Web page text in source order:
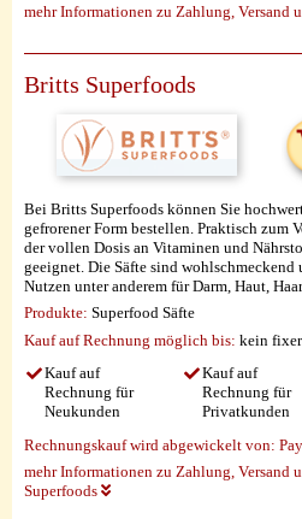
mehr Informationen zu Zahlung, Versand
Britts Superfoods
Bei Britts Superfoods können Sie
gefrorener Form bestellen. Praktisch zum
der vollen Dosis an Vitaminen und
geeignet. Die Säfte sind
Nutzen unter anderem für Darm, Haut,
Produkte: Superfood Säfte
Kauf auf Rechnung möglich bis: kein
Kauf auf
Rechnung für
Neukunden
Kauf auf
Rechnung für
Privatkunden
Rechnungskauf wird abgewickelt von:
mehr Informationen zu Zahlung, Versand
Superfoods